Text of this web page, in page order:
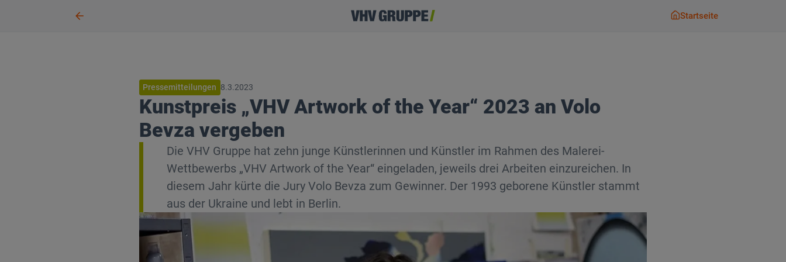
Startseite
Startseite
Pressemitteilungen 8.3.2023
Kunstpreis „VHV Artwork of the Year“ 2023 an Volo
Bevza vergeben
Die VHV Gruppe hat zehn junge Künstlerinnen und Künstler im Rahmen des Malerei-
Wettbewerbs „VHV Artwork of the Year“ eingeladen, jeweils drei Arbeiten einzureichen. In
diesem Jahr kürte die Jury Volo Bevza zum Gewinner. Der 1993 geborene Künstler stammt
aus der Ukraine und lebt in Berlin.